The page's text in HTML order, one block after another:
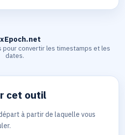
convertir les timestamps et les
dates.
cet outil
à partir de laquelle vous